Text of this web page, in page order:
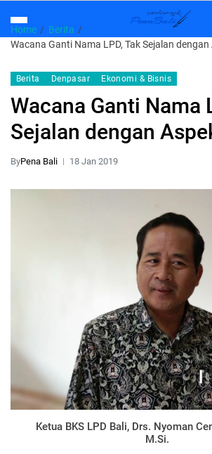
Home
Berita
Wacana Ganti Nama LPD, Tak Sejalan
Berita Denpasar Ekonomi & Bisnis
Wacana Ganti Nama
Sejalan dengan
ByPena Bali 18 Jan 2019
Ketua BKS LPD Bali, Drs. Nyoman
M.Si.